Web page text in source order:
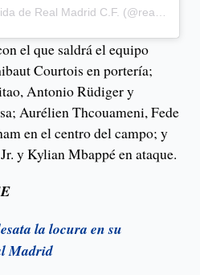
Una publicación compartida de Real Madrid C.F. (@realmadrid)
el que saldrá el equipo
Courtois en portería;
Antonio Rüdiger y
Aurélien Thcouameni, Fede
en el centro del campo; y
y Kylian Mbappé en ataque.
la locura en su
Madrid